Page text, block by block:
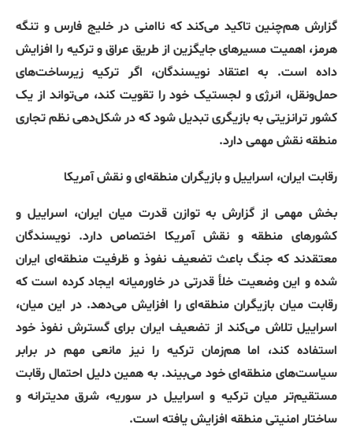
گزارش هم‌چنین تاکید می‌کند که ناامنی در خلیج فارس و تنگه
هرمز، اهمیت مسیرهای جایگزین از طریق عراق و ترکیه را افزایش
داده است. به اعتقاد نویسندگان، اگر ترکیه زیرساخت‌های
حمل‌ونقل، انرژی و لجستیک خود را تقویت کند، می‌تواند از یک
کشور ترانزیتی به بازیگری تبدیل شود که در شکل‌دهی نظم تجاری
منطقه نقش مهمی دارد.
رقابت ایران، اسراییلوبازیگرانمنطقه‌ایونقشآمریکا
بخش مهمی از گزارش به توازن قدرت میان ایران، اسراییل و
کشورهای منطقه و نقش آمریکا اختصاص دارد. نویسندگان
معتقدند که جنگ باعث تضعیف نفوذ و ظرفیت منطقه‌ای ایران
شده و این وضعیت خلأ قدرتی در خاورمیانه ایجاد کرده است که
رقابت میان بازیگران منطقه‌ای را افزایش می‌دهد.در این میان،
اسراییل تلاش می‌کند از تضعیف ایران برای گسترش نفوذ خود
استفاده کند، اما هم‌زمان ترکیه را نیز مانعی مهم در برابر
سیاست‌های منطقه‌ای خود می‌بیند. به همین دلیل احتمال رقابت
مستقیم‌تر میان ترکیه و اسراییل در سوریه، شرق مدیترانه و
ساختار امنیتی منطقه افزایش یافته است.